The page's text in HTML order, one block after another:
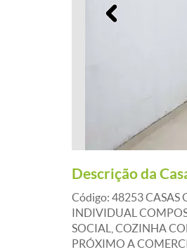
Descrição da
Código: 48253 CASAS
INDIVIDUAL
SOCIAL, COZINHA
PRÓXIMO A